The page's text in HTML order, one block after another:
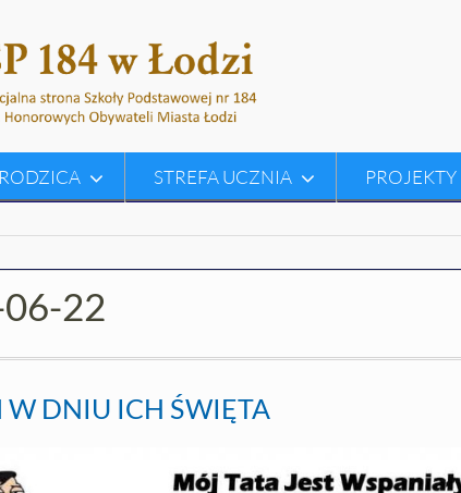
STREFA UCZNIA PROJEKTY
22
W DNIU ICH ŚWIĘTA